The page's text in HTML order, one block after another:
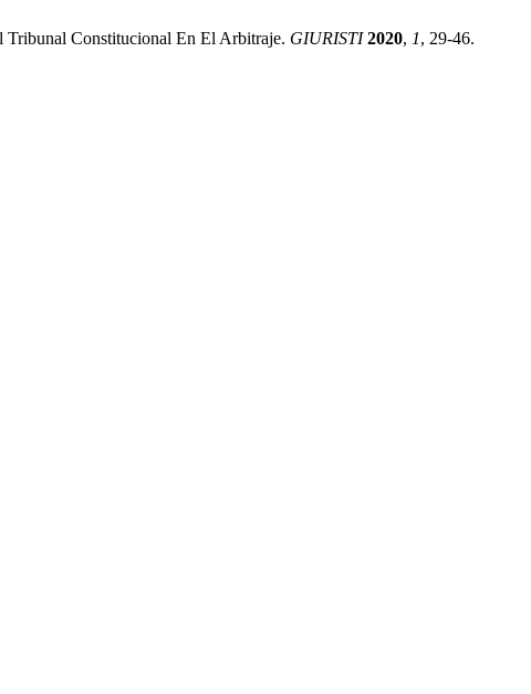
Tribunal Constitucional En El Arbitraje. GIURISTI 2020, 1, 29-46.